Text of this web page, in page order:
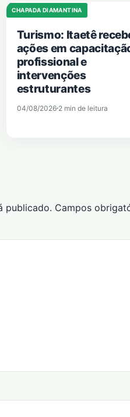
CHAPADA DIAMANTINA
Turismo: Itaetê
ações em
profissional e
intervenções
estruturantes
04/08/2026 2 min de leitura
publicado. Campos